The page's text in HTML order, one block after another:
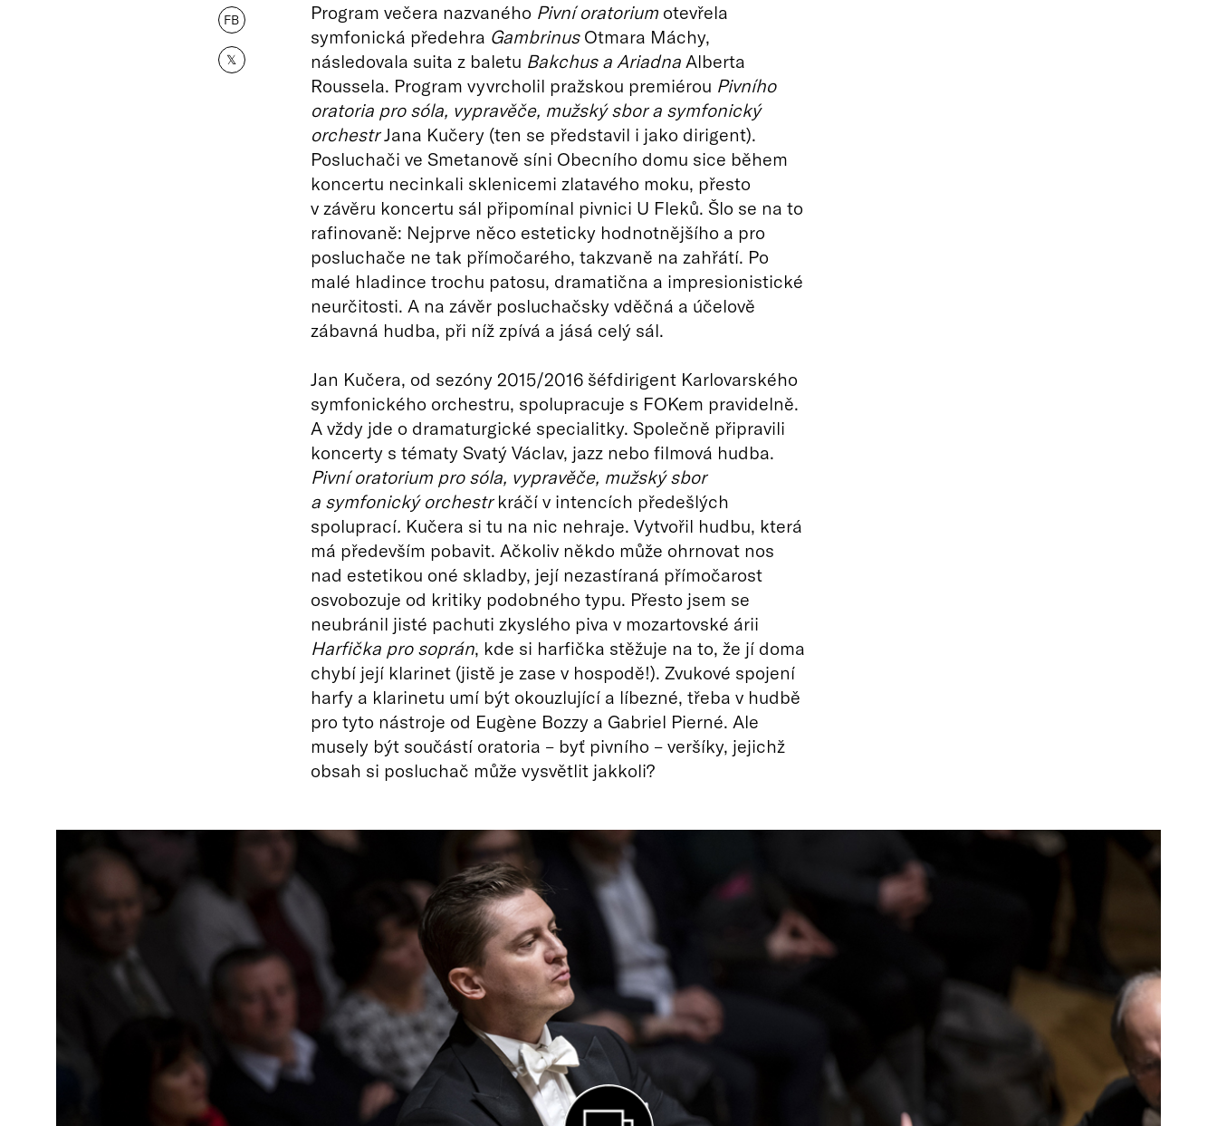
FB
𝕏
Program večera nazvaného Pivní oratoriumotevřela
symfonická předehra GambrinusOtmara Máchy,
následovala suita z baletu Bakchus a AriadnaAlberta
Roussela. Program vyvrcholil pražskou premiérou Pivního
oratoria pro sóla, vypravěče, mužský sbor a symfonický
orchestrJana Kučery (ten se představil i jako dirigent).
Posluchači ve Smetanově síni Obecního domu sice během
koncertu necinkali sklenicemi zlatavého moku, přesto
v závěru koncertu sál připomínal pivnici U Fleků. Šlo se na to
rafinovaně: Nejprve něco esteticky hodnotnějšího a pro
posluchače ne tak přímočarého, takzvaně na zahřátí. Po
malé hladince trochu patosu, dramatična a impresionistické
neurčitosti. A na závěr posluchačsky vděčná a účelově
zábavná hudba, při níž zpívá a jásá celý sál.
Jan Kučera, od sezóny 2015/2016 šéfdirigent Karlovarského
symfonického orchestru, spolupracuje s FOKem pravidelně.
A vždy jde o dramaturgické specialitky. Společně připravili
koncerty s tématy Svatý Václav, jazz nebo filmová hudba.
Pivní oratorium pro sóla, vypravěče, mužský sbor
a symfonický orchestr kráčí v intencích předešlých
spoluprací. Kučera si tu na nic nehraje. Vytvořil hudbu, která
má především pobavit. Ačkoliv někdo může ohrnovat nos
nad estetikou oné skladby, její nezastíraná přímočarost
osvobozuje od kritiky podobného typu. Přesto jsem se
neubránil jisté pachuti zkyslého piva v mozartovské árii
Harfička pro soprán, kde si harfička stěžuje na to, že jí doma
chybí její klarinet (jistě je zase v hospodě!). Zvukové spojení
harfy a klarinetu umí být okouzlující a líbezné, třeba v hudbě
pro tyto nástroje od Eugène Bozzy a Gabriel Pierné. Ale
musely být součástí oratoria – byť pivního – veršíky, jejichž
obsah si posluchač může vysvětlit jakkoli?